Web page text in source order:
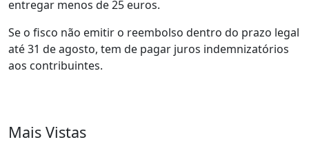
entregar menos de 25 euros.
Se o fisco não emitir o reembolso dentro do prazo legal
até 31 de agosto, tem de pagar juros indemnizatórios
aos contribuintes.
Mais Vistas